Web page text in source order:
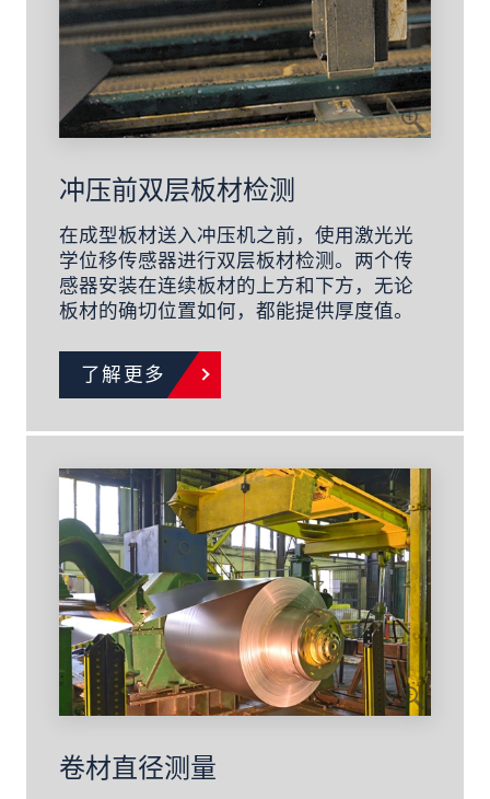
冲压前双层板材检测
在成型板材送入冲压机之前，使用激光光
学位移传感器进行双层板材检测。两个传
感器安装在连续板材的上方和下方，无论
板材的确切位置如何，都能提供厚度值。
了解更多
卷材直径测量